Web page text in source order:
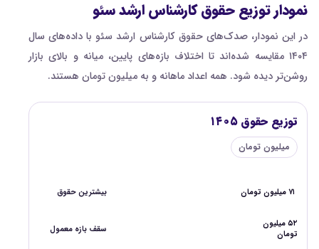
نمودار توزیع حقوق کارشناس ارشد سئو
در این نمودار، صدک‌های حقوق کارشناس ارشد سئو با داده‌های سال
۱۴۰۴ مقایسه شده‌اند تا اختلاف بازه‌های پایین، میانه و بالای بازار
روشن‌تر دیده شود. همه اعداد ماهانه و به میلیون تومان هستند.
توزیع حقوق ۱۴۰۵
میلیون تومان
بیشترین حقوق ۷۱ میلیون تومان
سقف بازه معمول
۵۲ میلیون
تومان